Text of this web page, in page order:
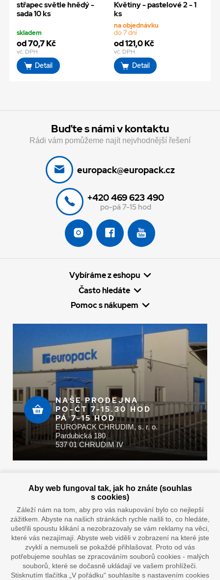
střapec světle hnědý -
sada 10 ks
skladem
od 70,7 Kč
vč. DPH
Detail
Květiny - pastelové 2 - 1
ks
na objednávku
do 7 dní
od 121,0 Kč
vč. DPH
Detail
Buďte s námi v kontaktu
Rádi vám pomůžeme najít nejvhodnější řešení
europack@europack.cz
+420 469 623 490
po-pá 7-15 hod
Vybíráme z eshopu
Často hledáte
Pomoc s nákupem
NAŠE PRODEJNA
PO-ČT 7-15.30 HOD
PÁ 7-15 HOD
EUROPACK CHRUDIM, s. r. o.
Pardubická 180
537 01 CHRUDIM IV
Doprava vaším oblíbeným dopravcem
Aby web fungoval tak, jak ho znáte (souhlas
s cookies)
Záleží nám na tom, aby pro vás nakupování bylo co nejlepší
zážitkem. Abyste na našich stránkách rychle našli to, co hledáte,
ušetřili spoustu klikání a nezobrazovaly se vám reklamy na věci,
které vás nezajímají. Abyste web viděli v zobrazení na které jste
zvyklí a nemuseli se pokaždé přihlašovat. Proto od vás
potřebujeme souhlas se zpracováním souborů cookies - malých
souborů, které se dočasně ukládají ve vašem prohlížeči.
Stisknutím tlačítka „V pořádku“ souhlasíte s nastavením cookies